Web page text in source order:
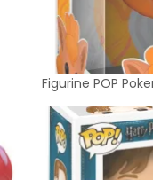
Figurine POP